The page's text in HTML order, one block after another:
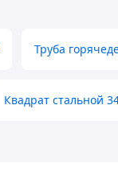
Труба
Квадрат стальной